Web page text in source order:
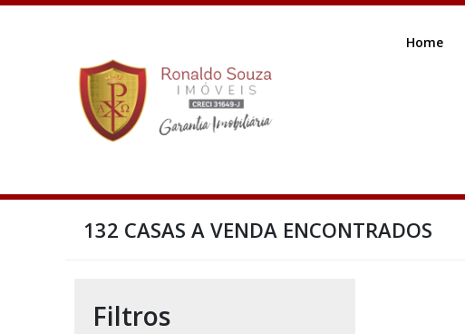
Home
132 CASAS A VENDA ENCONTRADOS
Filtros